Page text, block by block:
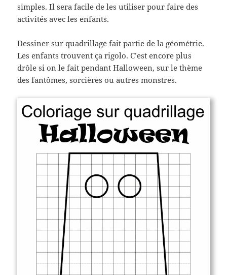
simples. Il sera facile de les utiliser pour faire des
activités avec les enfants.
Dessiner sur quadrillage fait partie de la géométrie.
Les enfants trouvent ça rigolo. C’est encore plus
drôle si on le fait pendant Halloween, sur le thème
des fantômes, sorcières ou autres monstres.